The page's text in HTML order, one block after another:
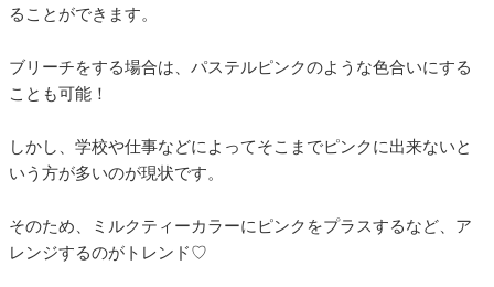
ることができます。
ブリーチをする場合は、パステルピンクのような色合いにする
ことも可能！
しかし、学校や仕事などによってそこまでピンクに出来ないと
いう方が多いのが現状です。
そのため、ミルクティーカラーにピンクをプラスするなど、ア
レンジするのがトレンド♡